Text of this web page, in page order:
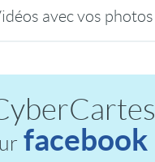
avec vos photos
facebook